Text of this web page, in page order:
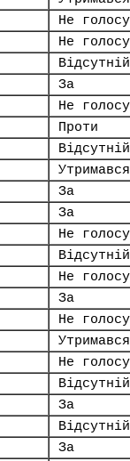
Не
Не
Відсутній
За
Не
Проти
Відсутній
Утримався
За
За
Не
Відсутній
Не
За
Не
Утримався
Не
Відсутній
За
Відсутній
За